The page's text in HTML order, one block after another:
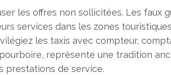
les offres non sollicitées. Les faux
services dans les zones
les taxis avec compteur,
représente une tradition
prestations de service.